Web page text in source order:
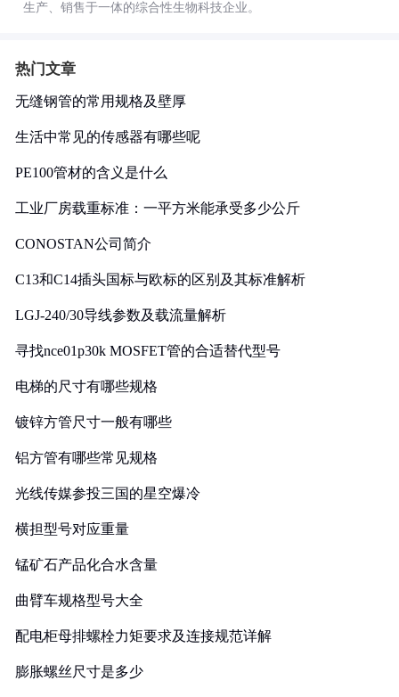
生产、销售于一体的综合性生物科技企业。
热门文章
无缝钢管的常用规格及壁厚
生活中常见的传感器有哪些呢
PE100管材的含义是什么
工业厂房载重标准：一平方米能承受多少公斤
CONOSTAN公司简介
C13和C14插头国标与欧标的区别及其标准解析
LGJ-240/30导线参数及载流量解析
寻找nce01p30k MOSFET管的合适替代型号
电梯的尺寸有哪些规格
镀锌方管尺寸一般有哪些
铝方管有哪些常见规格
光线传媒参投三国的星空爆冷
横担型号对应重量
锰矿石产品化合水含量
曲臂车规格型号大全
配电柜母排螺栓力矩要求及连接规范详解
膨胀螺丝尺寸是多少